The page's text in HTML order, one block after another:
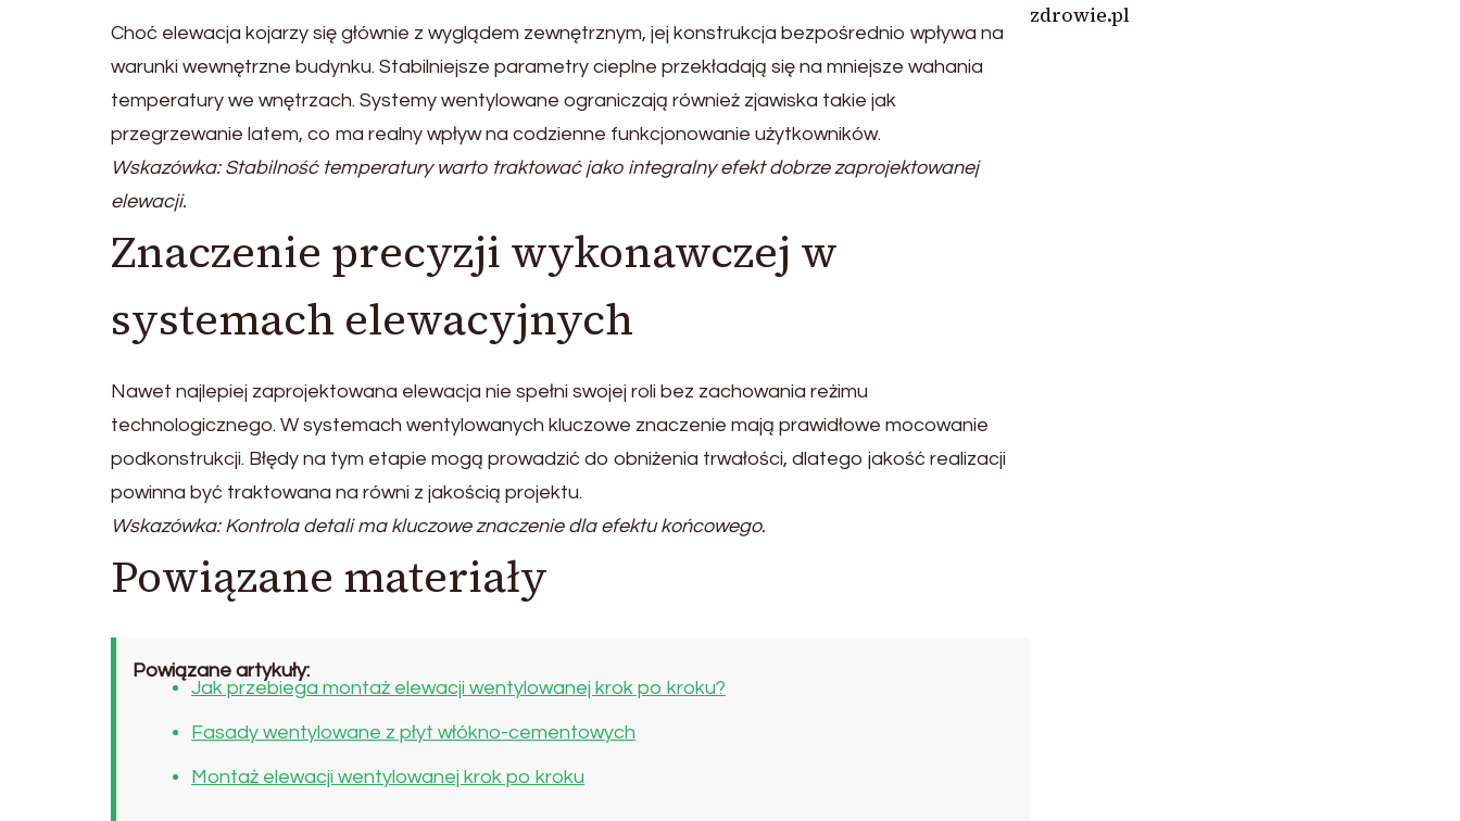
Choć elewacja kojarzy się głównie z wyglądem zewnętrznym, jej konstrukcja bezpośrednio wpływa na
warunki wewnętrzne budynku. Stabilniejsze parametry cieplne przekładają się na mniejsze wahania
temperatury we wnętrzach. Systemy wentylowane ograniczają również zjawiska takie jak
przegrzewanie latem, co ma realny wpływ na codzienne funkcjonowanie użytkowników.
Wskazówka: Stabilność temperatury warto traktować jako integralny efekt dobrze zaprojektowanej
elewacji.
Znaczenie precyzji wykonawczej w
systemach elewacyjnych
Nawet najlepiej zaprojektowana elewacja nie spełni swojej roli bez zachowania reżimu
technologicznego. W systemach wentylowanych kluczowe znaczenie mają prawidłowe mocowanie
podkonstrukcji. Błędy na tym etapie mogą prowadzić do obniżenia trwałości, dlatego jakość realizacji
powinna być traktowana na równi z jakością projektu.
Wskazówka: Kontrola detali ma kluczowe znaczenie dla efektu końcowego.
Powiązane materiały
Powiązane artykuły:
Jak przebiega montaż elewacji wentylowanej krok po kroku?
Fasady wentylowane z płyt włókno-cementowych
Montaż elewacji wentylowanej krok po kroku
zdrowie.pl